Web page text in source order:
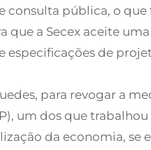
pública, o que
a Secex aceite
de
para revogar a
um dos que
da economia, se